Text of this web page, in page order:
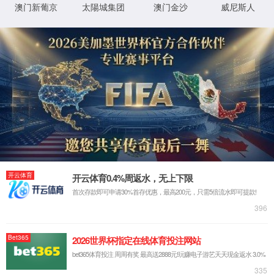
详细错误信息:
模块 IIS Web Core
通知
MapRequestHan
dler
处理程
序
ASPClassic
错误代
码
0x80070002
请求的
URL
:80/news.asp?id=148
物理路
径
D:\wwwroot\ahrykjcom\wwwroot\new
登录方
法
匿名
登录用
户
匿名
此错误表明文件或目录在服务器上不存在。请创建文件或目录并重新尝试请
求。
查看详细信息 »